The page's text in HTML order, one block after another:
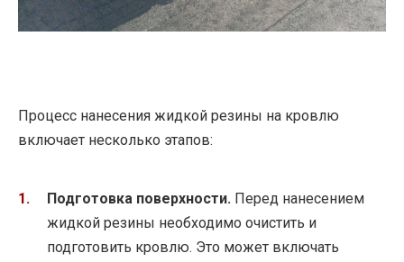
Процесс нанесения жидкой резины на кровлю
включает несколько этапов:
Подготовка поверхности. Перед нанесением
жидкой резины необходимо очистить и
подготовить кровлю. Это может включать